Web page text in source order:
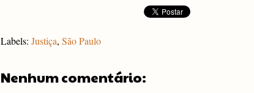
Labels: Justiça, São Paulo
Nenhum comentário: